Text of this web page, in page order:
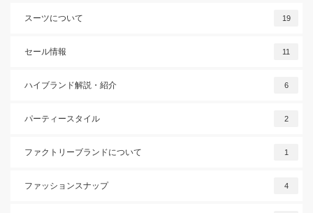
スーツについて 19
セール情報 11
ハイブランド解説・紹介 6
パーティースタイル 2
ファクトリーブランドについて 1
ファッションスナップ 4